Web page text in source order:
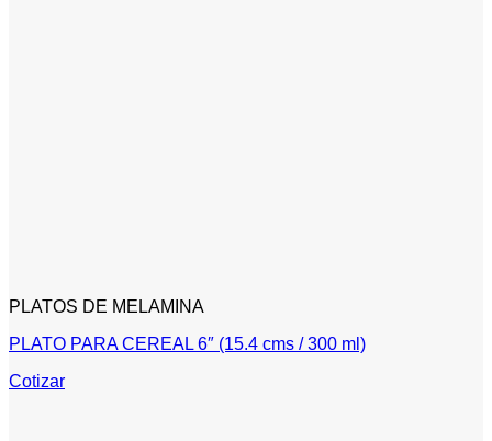
PLATOS DE MELAMINA
PLATO PARA CEREAL 6″ (15.4 cms / 300 ml)
Cotizar